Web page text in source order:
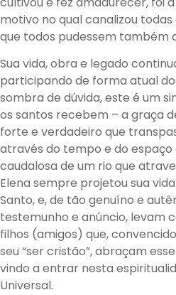
motivo no qual canalizou
que todos pudessem também
Sua vida, obra e legado
participando de forma atual
sombra de dúvida, este é um
os santos recebem – a graça
forte e verdadeiro que
através do tempo e do
caudalosa de um rio que
Elena sempre projetou sua
Santo, e, de tão genuíno e
testemunho e anúncio, levam
filhos (amigos) que,
seu “ser cristão”, abraçam
vindo a entrar nesta
Universal.